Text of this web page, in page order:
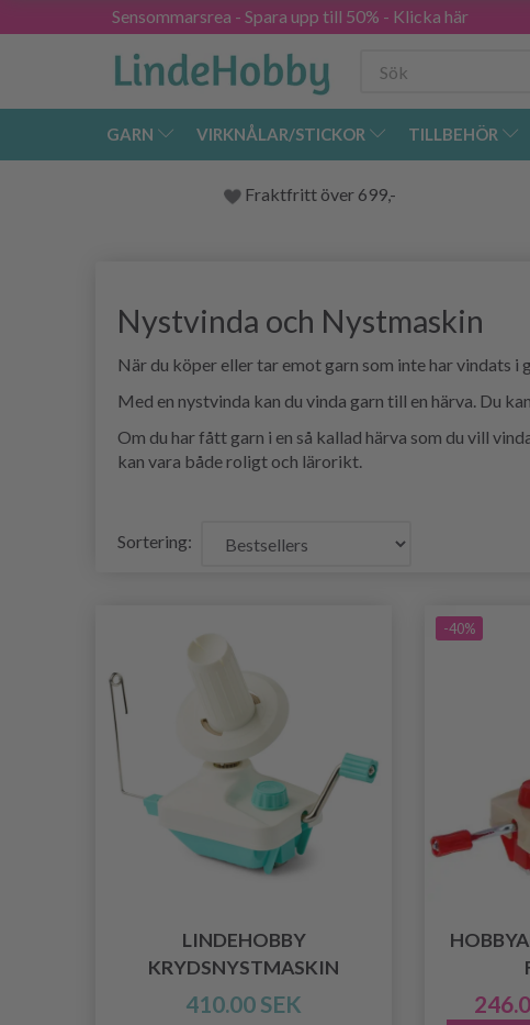
Sensommarsrea - Spara upp till 50% - Klicka här
GARN VIRKNÅLAR/STICKOR TILLBEHÖR
Fraktfritt över 699,-
Nystvinda och Nystmaskin
När du köper eller tar emot garn som inte har vindats
Med en nystvinda kan du vinda garn till en härva. Du
Om du har fått garn i en så kallad härva som du vill
kan vara både roligt och lärorikt.
Sortering:
LINDEHOBBY
KRYDSNYSTMASKIN
410.00 SEK
-40%